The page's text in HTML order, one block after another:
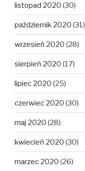
listopad 2020 (30)
październik 2020 (31)
wrzesień 2020 (28)
sierpień 2020 (17)
lipiec 2020 (25)
czerwiec 2020 (30)
maj 2020 (28)
kwiecień 2020 (30)
marzec 2020 (26)